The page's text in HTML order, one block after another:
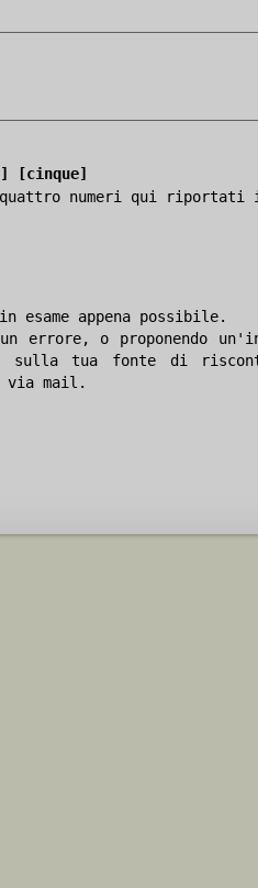
[cinque]
numeri qui riportati
appena possibile.
errore, o proponendo
tua fonte di
mail.